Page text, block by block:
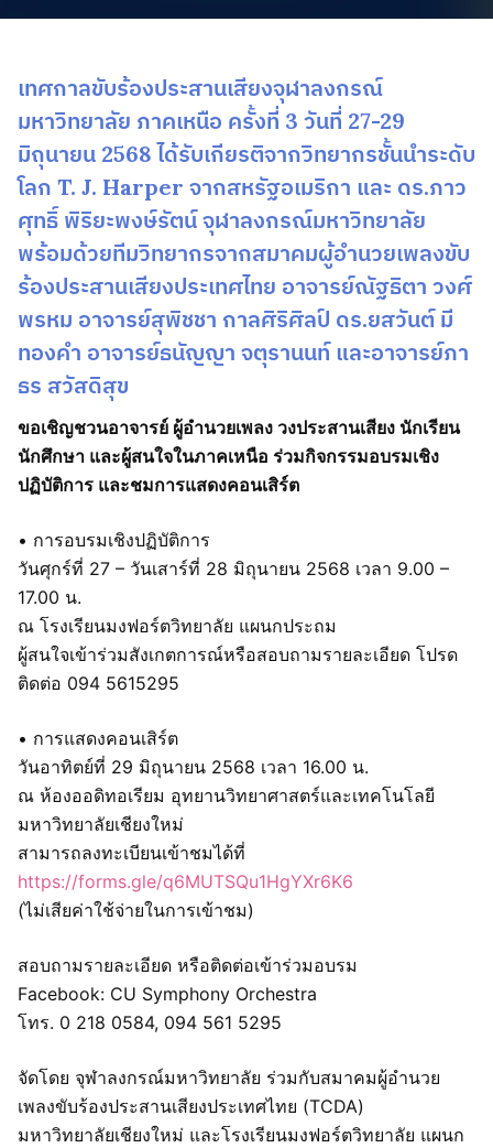
เทศกาลขับร้องประสานเสียงจุฬาลงกรณ์
มหาวิทยาลัย ภาคเหนือ ครั้งที่ 3 วันที่ 27-29
มิถุนายน 2568 ได้รับเกียรติจากวิทยากรชั้นนำระดับ
โลก T. J. Harper จากสหรัฐอเมริกา และ ดร.ภาว
ศุทธิ์ พิริยะพงษ์รัตน์ จุฬาลงกรณ์มหาวิทยาลัย
พร้อมด้วยทีมวิทยากรจากสมาคมผู้อำนวยเพลงขับ
ร้องประสานเสียงประเทศไทย อาจารย์ณัฐธิตา วงศ์
พรหม อาจารย์สุพิชชา กาลศิริศิลป์ ดร.ยสวันต์ มี
ทองคำ อาจารย์ธนัญญา จตุรานนท์ และอาจารย์ภา
ธร สวัสดิสุข
ขอเชิญชวนอาจารย์ ผู้อำนวยเพลง วงประสานเสียง นักเรียน
นักศึกษา และผู้สนใจในภาคเหนือ ร่วมกิจกรรมอบรมเชิง
ปฏิบัติการ และชมการแสดงคอนเสิร์ต
• การอบรมเชิงปฏิบัติการ
วันศุกร์ที่ 27 – วันเสาร์ที่ 28 มิถุนายน 2568 เวลา 9.00 –
17.00 น.
ณ โรงเรียนมงฟอร์ตวิทยาลัย แผนกประถม
ผู้สนใจเข้าร่วมสังเกตการณ์หรือสอบถามรายละเอียด โปรด
ติดต่อ 094 5615295
• การแสดงคอนเสิร์ต
วันอาทิตย์ที่ 29 มิถุนายน 2568 เวลา 16.00 น.
ณ ห้องออดิทอเรียม อุทยานวิทยาศาสตร์และเทคโนโลยี
มหาวิทยาลัยเชียงใหม่
สามารถลงทะเบียนเข้าชมได้ที่
https://forms.gle/q6MUTSQu1HgYXr6K6
(ไม่เสียค่าใช้จ่ายในการเข้าชม)
สอบถามรายละเอียด หรือติดต่อเข้าร่วมอบรม
Facebook: CU Symphony Orchestra
โทร. 0 218 0584, 094 561 5295
จัดโดย จุฬาลงกรณ์มหาวิทยาลัย ร่วมกับสมาคมผู้อำนวย
เพลงขับร้องประสานเสียงประเทศไทย (TCDA)
มหาวิทยาลัยเชียงใหม่ และโรงเรียนมงฟอร์ตวิทยาลัย แผนก